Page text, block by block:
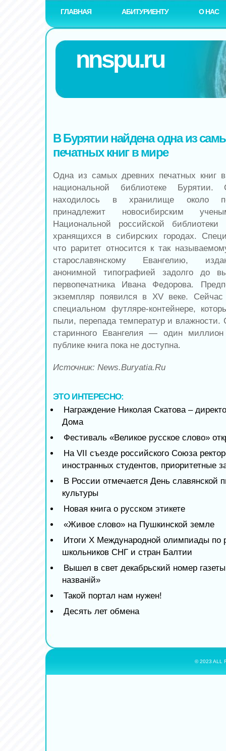
ГЛАВНАЯ АБИТУРИЕНТУ О НАС
nnspu.ru
В Бурятии найдена одна из
печатных книг в мире
Одна из самых древних печатных книг
национальной библиотеке Бурятии.
находилось в хранилище около
принадлежит новосибирским
Национальной российской
хранящихся в сибирских городах.
что раритет относится к так
старославянскому Евангелию,
анонимной типографией задолго до
первопечатника Ивана Федорова.
экземпляр появился в XV веке. Сейчас
специальном футляре-контейнере,
пыли, перепада температур и влажности.
старинного Евангелия — один
публике книга пока не доступна.
Источник: News.Buryatia.Ru
ЭТО ИНТЕРЕСНО:
Награждение Николая Скатова –
Дома
Фестиваль «Великое русское слово»
На VII съезде российского Союза
иностранных студентов, приоритетные
В России отмечается День славянской
культуры
Новая книга о русском этикете
«Живое слово» на Пушкинской земле
Итоги X Международной олимпиады по
школьников СНГ и стран Балтии
Вышел в свет декабрьский номер
названiй»
Такой портал нам нужен!
Десять лет обмена
© 2023 ALL